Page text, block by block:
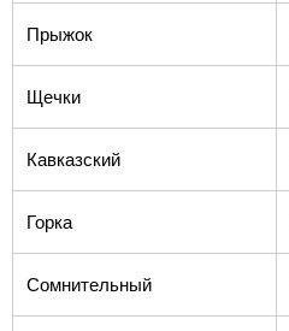
Прыжок
Щечки
Кавказский
Горка
Сомнительный